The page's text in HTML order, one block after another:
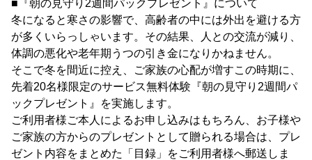
■『朝の見守り2週間パックプレゼント』について
冬になると寒さの影響で、高齢者の中には外出を避ける方
が多くいらっしゃいます。その結果、人との交流が減り、
体調の悪化や老年期うつの引き金になりかねません。
そこで冬を間近に控え、ご家族の心配が増すこの時期に、
先着20名様限定のサービス無料体験『朝の見守り2週間パ
ックプレゼント』を実施します。
ご利用者様ご本人によるお申し込みはもちろん、お子様や
ご家族の方からのプレゼントとして贈られる場合は、プレ
ゼント内容をまとめた「目録」をご利用者様へ郵送しま